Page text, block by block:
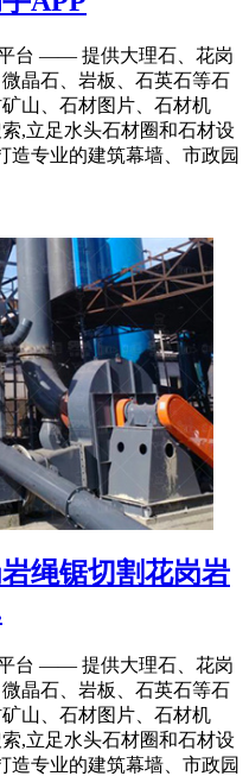
台 —— 提供大理石、花岗
晶石、岩板、石英石等石
山、石材图片、石材机
,立足水头石材圈和石材设
造专业的建筑幕墙、市政园
绳锯切割花岗岩
台 —— 提供大理石、花岗
晶石、岩板、石英石等石
山、石材图片、石材机
,立足水头石材圈和石材设
造专业的建筑幕墙、市政园